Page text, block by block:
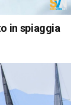
in spiaggia